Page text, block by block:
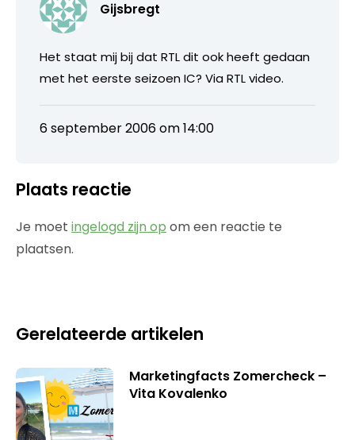
Gijsbregt
Het staat mij bij dat RTL dit ook heeft gedaan
met het eerste seizoen IC? Via RTL video.
6 september 2006 om 14:00
Plaats reactie
Je moet ingelogd zijn op om een reactie te
plaatsen.
Gerelateerde artikelen
Marketingfacts Zomercheck –
Vita Kovalenko